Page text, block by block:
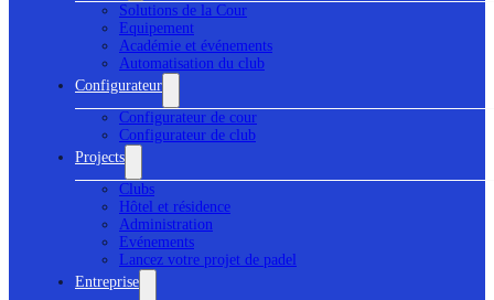
Solutions de la Cour
Equipement
Académie et événements
Automatisation du club
Configurateur
Configurateur de cour
Configurateur de club
Projects
Clubs
Hôtel et résidence
Administration
Evénements
Lancez votre projet de padel
Entreprise